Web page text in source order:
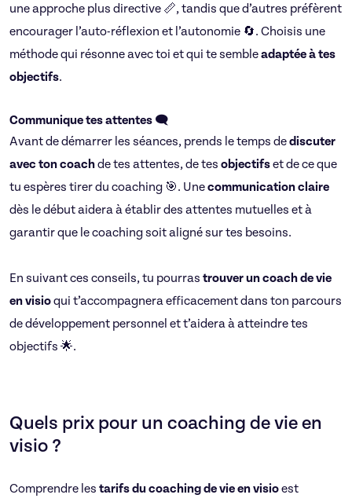
une approche plus directive 📏, tandis que d’autres préfèrent
encourager l’auto-réflexion et l’autonomie 🔄. Choisis une
méthode qui résonne avec toi et qui te sembleadaptée à tes
objectifs.
Communique tes attentes 🗨️
Avant de démarrer les séances, prends le temps dediscuter
avec ton coachde tes attentes, de tes objectifset de ce que
tu espères tirer du coaching 🎯. Unecommunication claire
dès le début aidera à établir des attentes mutuelles et à
garantir que le coaching soit aligné sur tes besoins.
En suivant ces conseils, tu pourras trouver un coach de vie
en visioqui t’accompagnera efficacement dans ton parcours
de développement personnel et t’aidera à atteindre tes
objectifs 🌟.
Quels prix pour un coaching de vie en
visio ?
Comprendre les tarifs du coaching de vie en visioest